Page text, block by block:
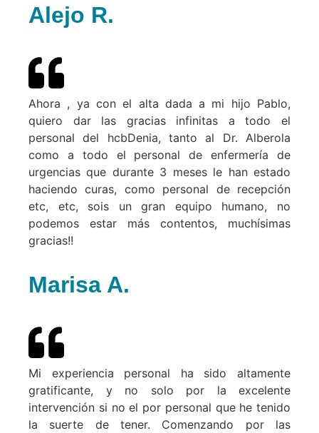
Alejo R.
Ahora , ya con el alta dada a mi hijo Pablo,
quiero dar las gracias infinitas a todo el
personal del hcbDenia, tanto al Dr. Alberola
como a todo el personal de enfermería de
urgencias que durante 3 meses le han estado
haciendo curas, como personal de recepción
etc, etc, sois un gran equipo humano, no
podemos estar más contentos, muchísimas
gracias!!
Marisa A.
Mi experiencia personal ha sido altamente
gratificante, y no solo por la excelente
intervención si no el por personal que he tenido
la suerte de tener. Comenzando por las